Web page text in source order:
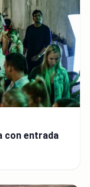
con entrada